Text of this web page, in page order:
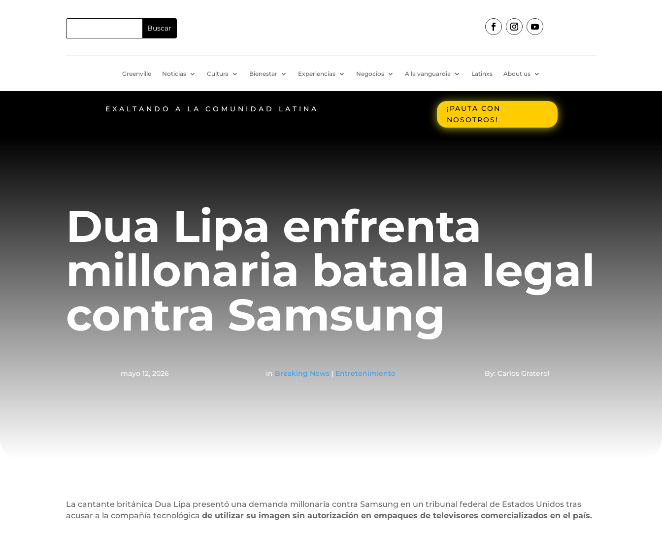
Greenville Noticias Cultura Bienestar Experiencias Negocios A la vanguardia Latinxs About us
EXALTANDO A LA COMUNIDAD LATINA
¡PAUTA CON
NOSOTROS!
Dua Lipa enfrenta
millonaria batalla legal
contra Samsung
mayo 12, 2026 in Breaking News | Entretenimiento By: Carlos Graterol
La cantante británica Dua Lipa presentó una demanda millonaria contra Samsung en un tribunal federal de Estados Unidos tras
acusar a la compañía tecnológicade utilizar su imagen sin autorización en empaques de televisores comercializados en el país.